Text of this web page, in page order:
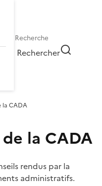
Rechercher
la CADA
la CADA
rendus par la
administratifs.